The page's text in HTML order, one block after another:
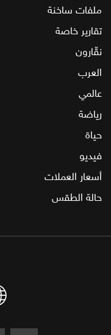
ملفات ساخنة
تقارير خاصة
نقّارون
العرب
عالمي
رياضة
حياة
فيديو
أسعار العملات
حالة الطقس